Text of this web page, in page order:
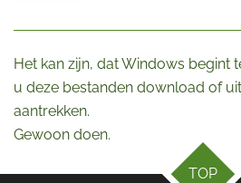
Het kan zijn, dat Windows begint
u deze bestanden download of
aantrekken.
Gewoon doen.
TOP